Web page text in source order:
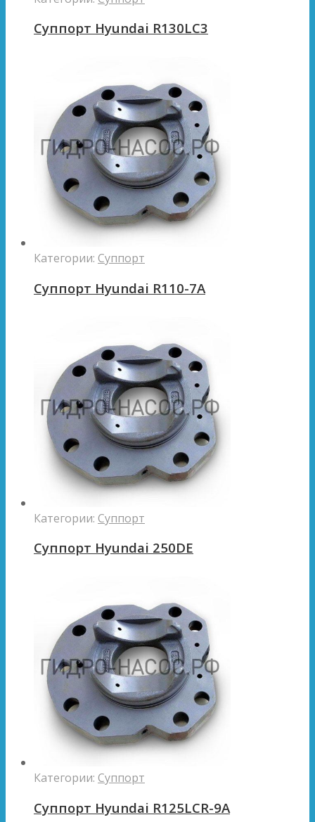
Суппорт Hyundai R130LC3
Категории: Суппорт
Суппорт Hyundai R110-7A
Категории: Суппорт
Суппорт Hyundai 250DE
Категории: Суппорт
Суппорт Hyundai R125LCR-9A